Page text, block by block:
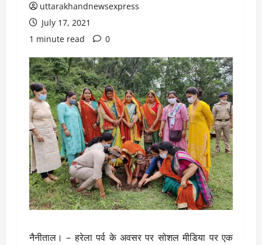
uttarakhandnewsexpress
July 17, 2021
1 minute read
0
नैनीताल। – हरेला पर्व के अवसर पर सोशल मीडिया पर एक